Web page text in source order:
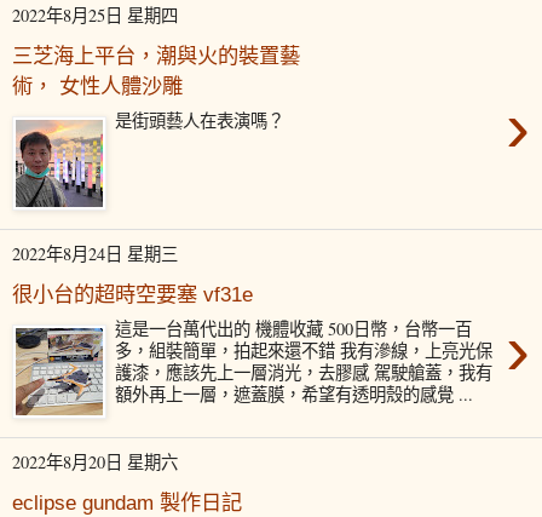
2022年8月25日 星期四
三芝海上平台，潮與火的裝置藝
術， 女性人體沙雕
›
是街頭藝人在表演嗎？
2022年8月24日 星期三
很小台的超時空要塞 vf31e
›
這是一台萬代出的 機體收藏 500日幣，台幣一百
多，組裝簡單，拍起來還不錯 我有滲線，上亮光保
護漆，應該先上一層消光，去膠感 駕駛艙蓋，我有
額外再上一層，遮蓋膜，希望有透明殼的感覺 ...
2022年8月20日 星期六
eclipse gundam 製作日記